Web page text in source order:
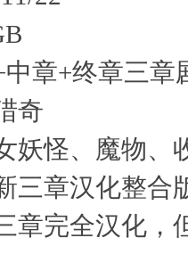
章+终章三章
奇
妖怪、魔物、
三章汉化整合
章完全汉化，